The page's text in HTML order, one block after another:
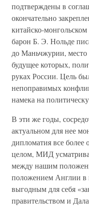
подтверждены в
окончательно
китайско-
барон Б. Э. Нольде
до Маньчжурии, место
будущее которых,
руках России. Цель
непоправимых
намека на
В эти же годы,
актуальном для нее
дипломатия все более
целом, МИД
между нашим
положением Англии в
выгодным для себя
правительством и